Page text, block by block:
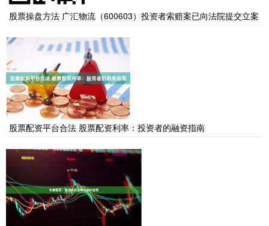
股票操盘方法 广汇物流（600603）投资者索赔案已向法院提交立案
股票配资平台合法 股票配资利率：投资者的融资指南